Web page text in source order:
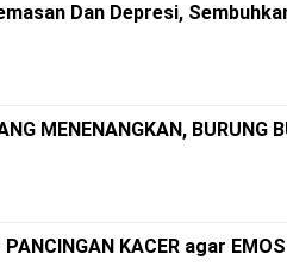
Dan Depresi,
MENENANGKAN, BURUNG
KACER agar